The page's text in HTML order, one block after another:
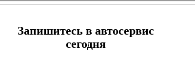
Запишитесь в автосервис
сегодня